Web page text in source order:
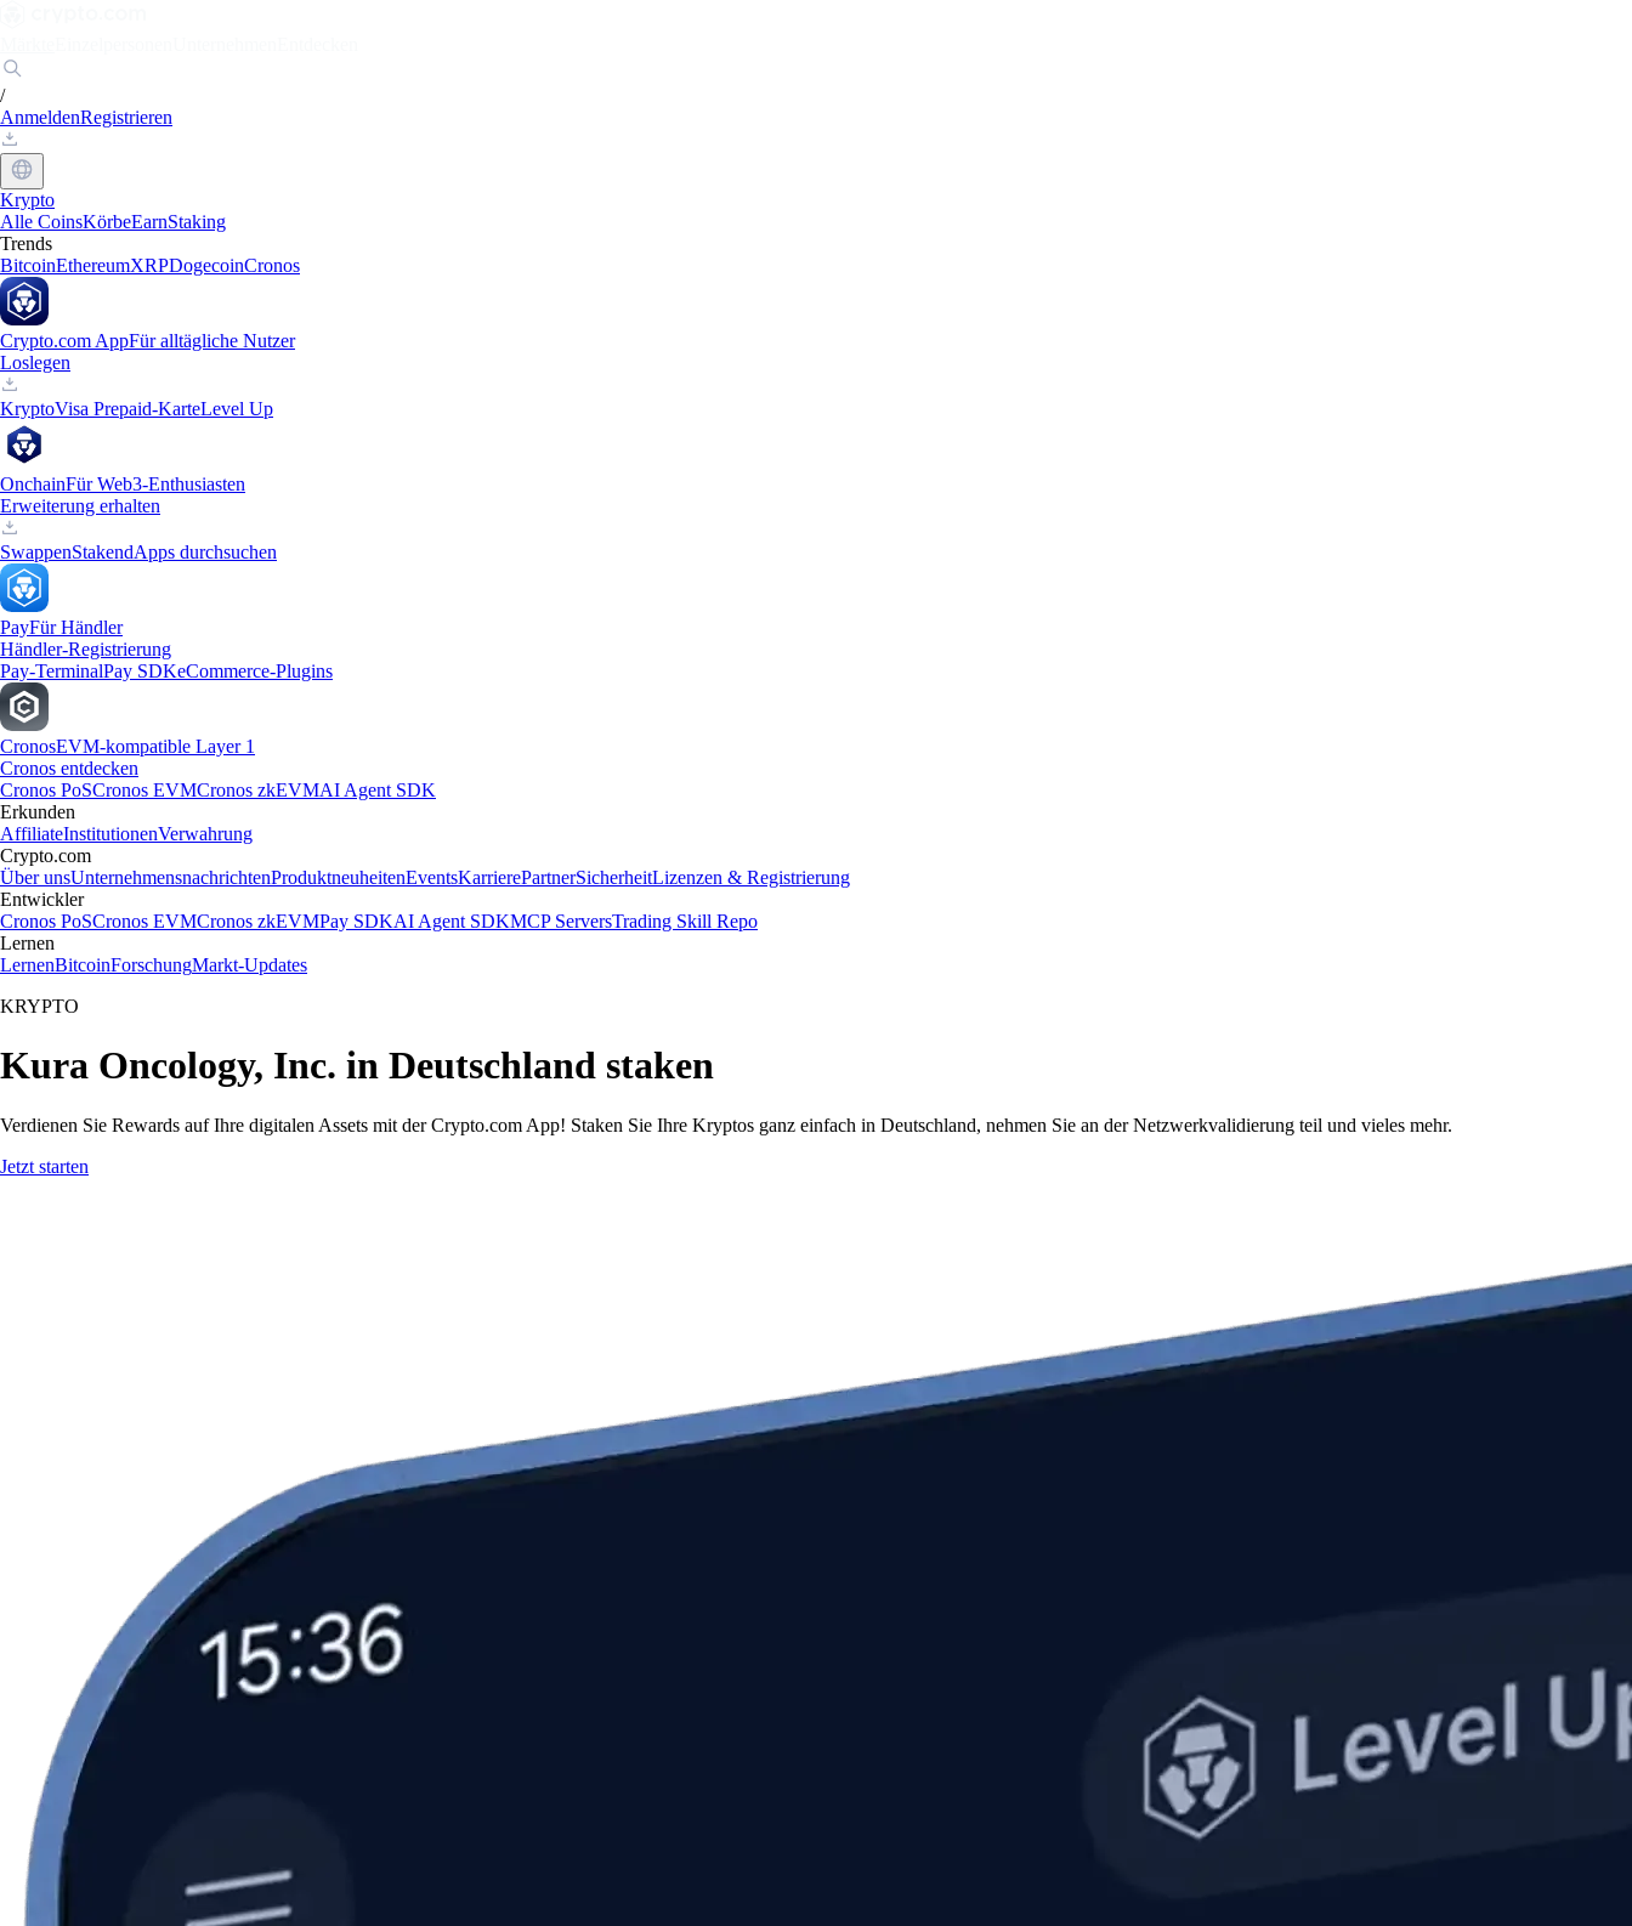
/
AnmeldenRegistrieren
Krypto
Alle CoinsKörbeEarnStaking
Trends
BitcoinEthereumXRPDogecoinCronos
Crypto.com AppFür alltägliche Nutzer
Loslegen
KryptoVisa Prepaid-KarteLevel Up
OnchainFür Web3-Enthusiasten
Erweiterung erhalten
SwappenStakendApps durchsuchen
PayFür Händler
Händler-Registrierung
Pay-TerminalPay SDKeCommerce-Plugins
CronosEVM-kompatible Layer 1
Cronos entdecken
Cronos PoSCronos EVMCronos zkEVMAI Agent SDK
Erkunden
AffiliateInstitutionenVerwahrung
Crypto.com
Über unsUnternehmensnachrichtenProduktneuheitenEventsKarrierePartnerSicherheitLizenzen & Registrierung
Entwickler
Cronos PoSCronos EVMCronos zkEVMPay SDKAI Agent SDKMCP ServersTrading Skill Repo
Lernen
LernenBitcoinForschungMarkt-Updates
KRYPTO
Kura Oncology, Inc. in Deutschland staken
Verdienen Sie Rewards auf Ihre digitalen Assets mit der Crypto.com App! Staken Sie Ihre Kryptos ganz einfach in Deutschland, nehmen Sie an der Netzwerkvalidierung teil und vieles mehr.
Jetzt starten